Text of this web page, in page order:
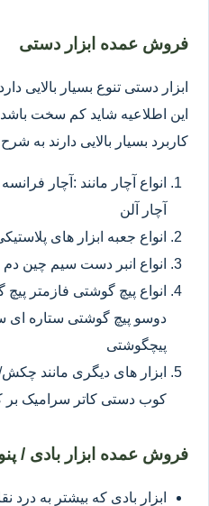
فروش عمده ابزار دستی
ابزار دستی تنوع بسیار بالایی
این اطلاعیه شاید کم سخت باشد
کاربرد بسیار بالایی دارند به
انواع آچار مانند :آچار
آچار آلن
انواع جعبه ابزار های
انواع انبر دست سیم چین دم
انواع پیچ گوشتی فازمتر
دوسو پیچ گوشتی ستاره
پیچگوشتی
ابزار های دیگری مانند
کوب دستی کاتر سرامیک بر
فروش عمده ابزار بادی /
ابزار بادی که بیشتر به درد